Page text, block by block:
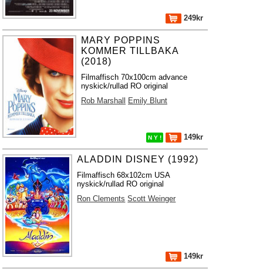
249kr
MARY POPPINS
KOMMER TILLBAKA
(2018)
Filmaffisch 70x100cm advance
nyskick/rullad RO original
Rob Marshall
Emily Blunt
N Y ! 149kr
ALADDIN DISNEY (1992)
Filmaffisch 68x102cm USA
nyskick/rullad RO original
Ron Clements Scott Weinger
149kr